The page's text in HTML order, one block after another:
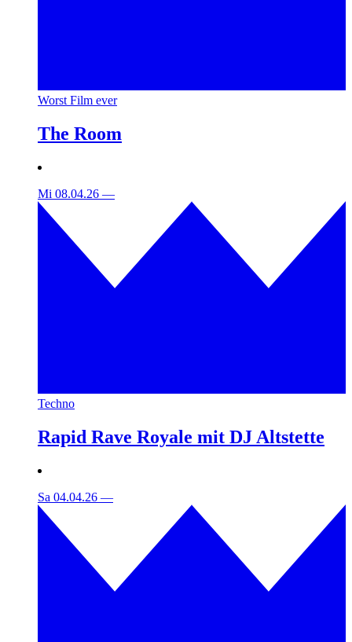
Worst Film ever
The Room
Mi 08.04.26 —
Techno
Rapid Rave Royale mit DJ Altstette
Sa 04.04.26 —